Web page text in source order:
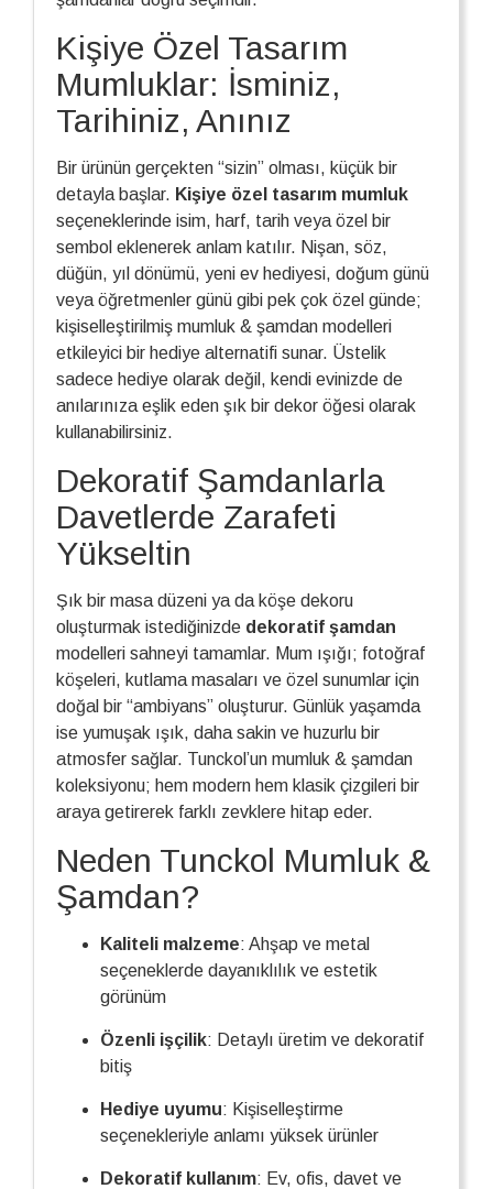
Kişiye Özel Tasarım
Mumluklar: İsminiz,
Tarihiniz, Anınız
Bir ürünün gerçekten “sizin” olması, küçük bir
detayla başlar. Kişiye özel tasarım mumluk
seçeneklerinde isim, harf, tarih veya özel bir
sembol eklenerek anlam katılır. Nişan, söz,
düğün, yıl dönümü, yeni ev hediyesi, doğum günü
veya öğretmenler günü gibi pek çok özel günde;
kişiselleştirilmiş mumluk & şamdan modelleri
etkileyici bir hediye alternatifi sunar. Üstelik
sadece hediye olarak değil, kendi evinizde de
anılarınıza eşlik eden şık bir dekor öğesi olarak
kullanabilirsiniz.
Dekoratif Şamdanlarla
Davetlerde Zarafeti
Yükseltin
Şık bir masa düzeni ya da köşe dekoru
oluşturmak istediğinizde dekoratif şamdan
modelleri sahneyi tamamlar. Mum ışığı; fotoğraf
köşeleri, kutlama masaları ve özel sunumlar için
doğal bir “ambiyans” oluşturur. Günlük yaşamda
ise yumuşak ışık, daha sakin ve huzurlu bir
atmosfer sağlar. Tunckol’un mumluk & şamdan
koleksiyonu; hem modern hem klasik çizgileri bir
araya getirerek farklı zevklere hitap eder.
Neden Tunckol Mumluk &
Şamdan?
Kaliteli malzeme: Ahşap ve metal
seçeneklerde dayanıklılık ve estetik
görünüm
Özenli işçilik: Detaylı üretim ve dekoratif
bitiş
Hediye uyumu: Kişiselleştirme
seçenekleriyle anlamı yüksek ürünler
Dekoratif kullanım: Ev, ofis, davet ve